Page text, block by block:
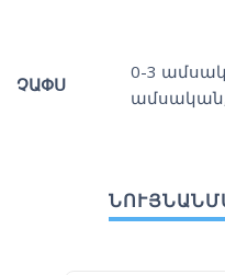
ՉԱՓՍ
0-3
ամսական